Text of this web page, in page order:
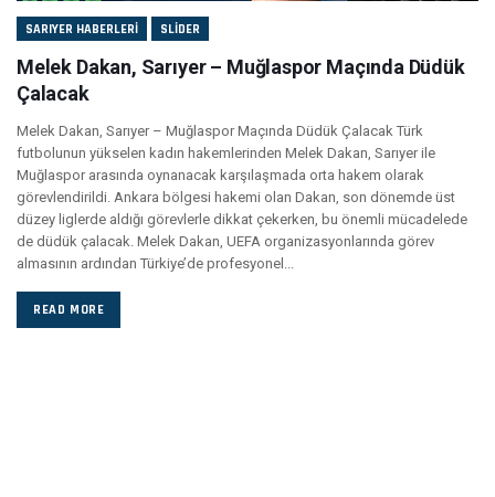
SARIYER HABERLERI SLIDER
Melek Dakan, Sarıyer – Muğlaspor Maçında Düdük
Çalacak
Melek Dakan, Sarıyer – Muğlaspor Maçında Düdük Çalacak Türk
futbolunun yükselen kadın hakemlerinden Melek Dakan, Sarıyer ile
Muğlaspor arasında oynanacak karşılaşmada orta hakem olarak
görevlendirildi. Ankara bölgesi hakemi olan Dakan, son dönemde üst
düzey liglerde aldığı görevlerle dikkat çekerken, bu önemli mücadelede
de düdük çalacak. Melek Dakan, UEFA organizasyonlarında görev
almasının ardından Türkiye’de profesyonel...
READ MORE